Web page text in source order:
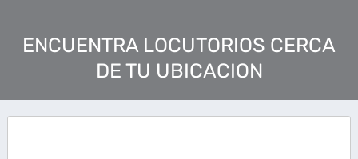
ENCUENTRA LOCUTORIOS CERCA
DE TU UBICACION